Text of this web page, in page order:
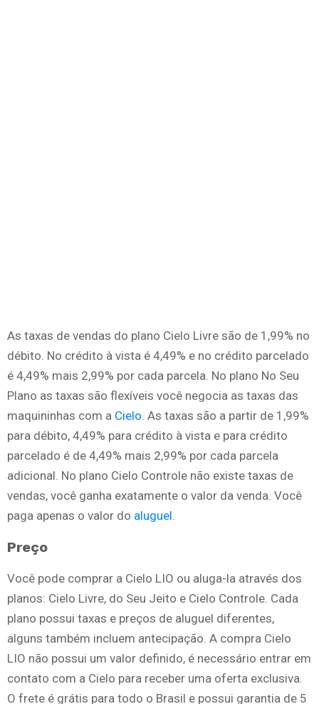
As taxas de vendas do plano Cielo Livre são de 1,99% no
débito. No crédito à vista é 4,49% e no crédito parcelado
é 4,49% mais 2,99% por cada parcela. No plano No Seu
Plano as taxas são flexíveis você negocia as taxas das
maquininhas com a Cielo. As taxas são a partir de 1,99%
para débito, 4,49% para crédito à vista e para crédito
parcelado é de 4,49% mais 2,99% por cada parcela
adicional. No plano Cielo Controle não existe taxas de
vendas, você ganha exatamente o valor da venda. Você
paga apenas o valor do aluguel.
Preço
Você pode comprar a Cielo LIO ou aluga-la através dos
planos: Cielo Livre, do Seu Jeito e Cielo Controle. Cada
plano possui taxas e preços de aluguel diferentes,
alguns também incluem antecipação. A compra Cielo
LIO não possui um valor definido, é necessário entrar em
contato com a Cielo para receber uma oferta exclusiva.
O frete é grátis para todo o Brasil e possui garantia de 5